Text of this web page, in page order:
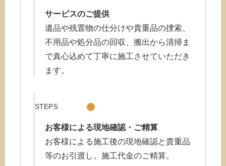
サービスのご提供
遺品や残置物の仕分けや貴重品の捜索、
不用品や処分品の回収、搬出から清掃ま
で真心込めて丁寧に施工させていただき
ます。
STEP.5
お客様による現地確認・ご精算
お客様による施工後の現地確認と貴重品
等のお引渡し。施工代金のご精算。